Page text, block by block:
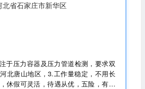
北省石家庄市新华区
于压力容器及压力管道检测，要求双
北唐山地区，3.工作量稳定，不用长
休假可灵活，待遇从优，五险，有提